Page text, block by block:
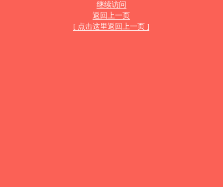
继续访问
返回上一页
[ 点击这里返回上一页 ]